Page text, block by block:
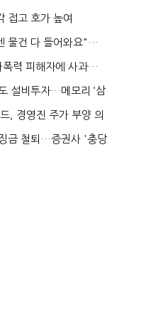
접고 호가 높여
한 채' 20...
물건 다 들어와요"…
연 ...
폭력 피해자에 사과…
...
설비투자…메모리 ‘삼
, 경영진 주가 부양 의
금 철퇴…증권사 '충당